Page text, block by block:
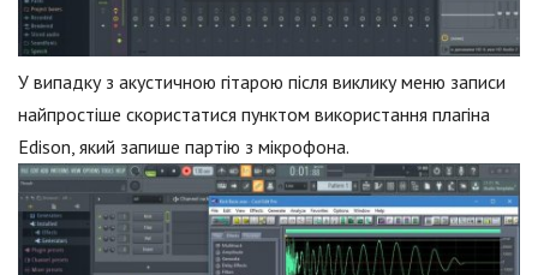
У випадку з акустичною гітарою після виклику меню записи
найпростіше скористатися пунктом використання плагіна
Edison, який запише партію з мікрофона.